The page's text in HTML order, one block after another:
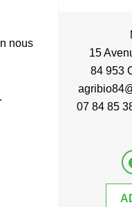
nous
15
84 953
07 84 85